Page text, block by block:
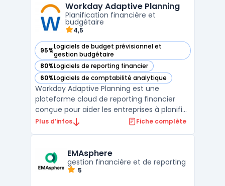
trésorerie, achats, ventes et pilotage
budgétaire. Le module co ...
Workday Adaptive Planning
Planification financière et
budgétaire
4,5
95%Logiciels de budget prévisionnel et
gestion budgétaire
— voir Workday Adaptive Planning dans cette catégorie
80%Logiciels de reporting financier
— voir Workday Adaptive Planning dans cette catégorie
60%Logiciels de comptabilité analytique
— voir Workday Adaptive Planning dans cette catégorie
Workday Adaptive Planning est une
plateforme cloud de reporting financier
conçue pour aider les entreprises à planifier
et gérer leur budget. Elle permet aux
financiers en temps réel. Workday Adaptive
Planning es ...
Plus d’infos Fiche complète
EMAsphere
gestion financière et de reporting
5